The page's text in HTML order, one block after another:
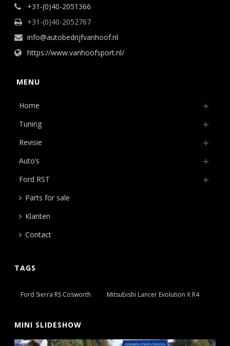
+31-(0)40-2051366
+31-(0)40-2052767
info@autobedrijfvanhoof.nl
https://www.vanhoofsport.nl/
MENU
Home
Tuning
Revisie
Auto’s
Ford RST
Parts for sale
Klanten
Contact
TAGS
Ford Sierra RS Cosworth Mitsubishi Lancer Evolution X R4
MINI SLIDESHOW